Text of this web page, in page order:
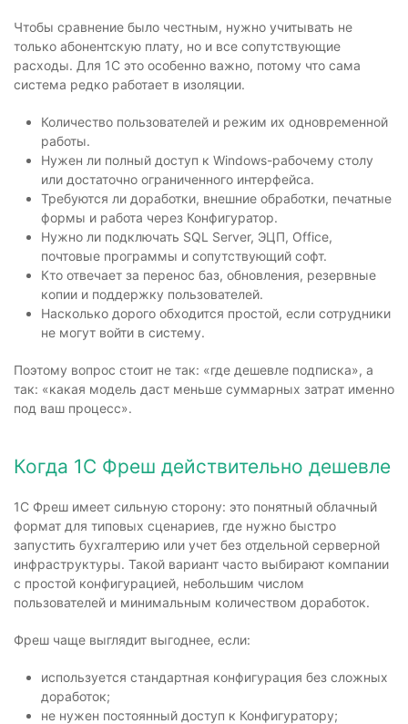
Чтобы сравнение было честным, нужно учитывать не
только абонентскую плату, но и все сопутствующие
расходы. Для 1С это особенно важно, потому что сама
система редко работает в изоляции.
Количество пользователей и режим их одновременной
работы.
Нужен ли полный доступ к Windows-рабочему столу
или достаточно ограниченного интерфейса.
Требуются ли доработки, внешние обработки, печатные
формы и работа через Конфигуратор.
Нужно ли подключать SQL Server, ЭЦП, Office,
почтовые программы и сопутствующий софт.
Кто отвечает за перенос баз, обновления, резервные
копии и поддержку пользователей.
Насколько дорого обходится простой, если сотрудники
не могут войти в систему.
Поэтому вопрос стоит не так: «где дешевле подписка», а
так: «какая модель даст меньше суммарных затрат именно
под ваш процесс».
Когда 1С Фреш действительно дешевле
1С Фреш имеет сильную сторону: это понятный облачный
формат для типовых сценариев, где нужно быстро
запустить бухгалтерию или учет без отдельной серверной
инфраструктуры. Такой вариант часто выбирают компании
с простой конфигурацией, небольшим числом
пользователей и минимальным количеством доработок.
Фреш чаще выглядит выгоднее, если:
используется стандартная конфигурация без сложных
доработок;
не нужен постоянный доступ к Конфигуратору;